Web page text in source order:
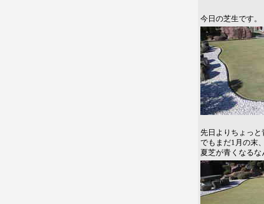
今日の芝生です。
先日よりちょっ
でもまだ1月の末
夏芝が青くなる